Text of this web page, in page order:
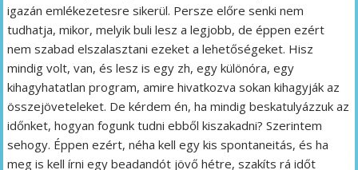
igazán emlékezetesre sikerül. Persze előre senki nem
tudhatja, mikor, melyik buli lesz a legjobb, de éppen ezért
nem szabad elszalasztani ezeket a lehetőségeket. Hisz
mindig volt, van, és lesz is egy zh, egy különóra, egy
kihagyhatatlan program, amire hivatkozva sokan kihagyják az
összejöveteleket. De kérdem én, ha mindig beskatulyázzuk az
időnket, hogyan fogunk tudni ebből kiszakadni? Szerintem
sehogy. Éppen ezért, néha kell egy kis spontaneitás, és ha
meg is kell írni egy beadandót jövő hétre, szakíts rá időt